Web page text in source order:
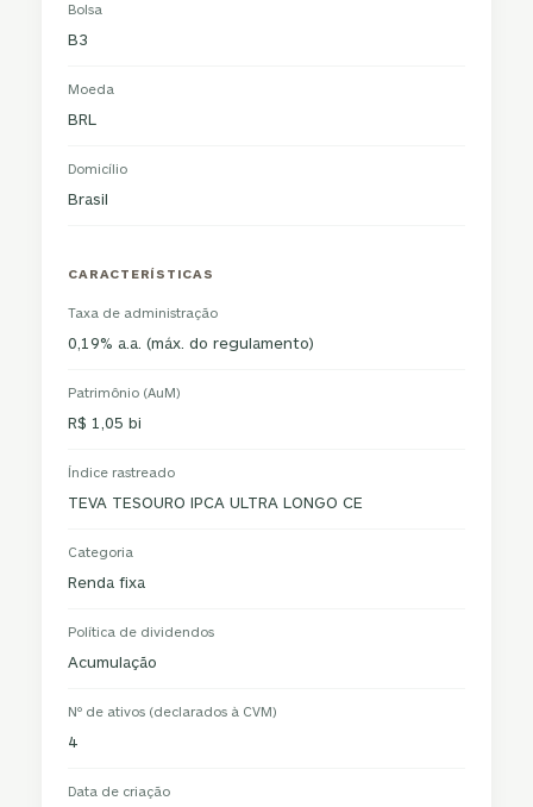
Bolsa
B3
Moeda
BRL
Domicílio
Brasil
CARACTERÍSTICAS
Taxa de administração
0,19% a.a. (máx. do regulamento)
Patrimônio (AuM)
R$ 1,05 bi
Índice rastreado
TEVA TESOURO IPCA ULTRA LONGO CE
Categoria
Renda fixa
Política de dividendos
Acumulação
Nº de ativos (declarados à CVM)
4
Data de criação